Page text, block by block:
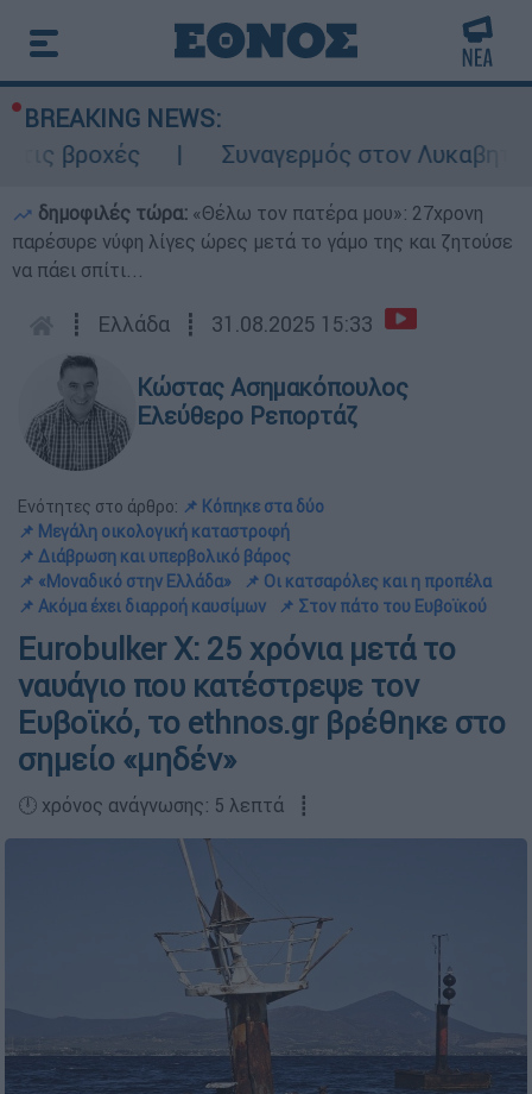
BREAKING NEWS:
Συναγερμός στον Λυκαβηττό:
δημοφιλές τώρα: «Θέλω τον πατέρα μου»: 27χρονη
παρέσυρε νύφη λίγες ώρες μετά το γάμο της και ζητούσε
να πάει σπίτι...
┋ Ελλάδα ┋ 31.08.2025 15:33
Κώστας Ασημακόπουλος
Ελεύθερο Ρεπορτάζ
Ενότητες στο άρθρο: 📌 Κόπηκε στα δύο
📌 Mεγάλη οικολογική καταστροφή
📌 Διάβρωση και υπερβολικό βάρος
📌 «Μοναδικό στην Ελλάδα»
📌 Οι κατσαρόλες και η προπέλα
📌 Ακόμα έχει διαρροή καυσίμων
📌 Στον πάτο του Ευβοϊκού
Eurobulker X: 25 χρόνια μετά το
ναυάγιο που κατέστρεψε τον
Ευβοϊκό, το ethnos.gr βρέθηκε στο
σημείο «μηδέν»
🕛 χρόνος ανάγνωσης: 5 λεπτά ┋